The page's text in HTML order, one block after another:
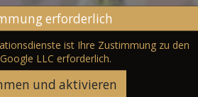
erforderlich
ist Ihre Zustimmung zu den
LLC erforderlich.
und aktivieren